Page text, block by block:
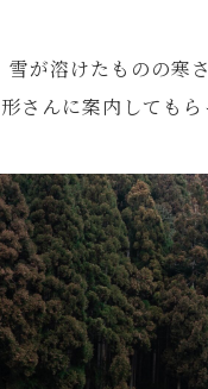
が溶けたものの寒
さんに案内しても